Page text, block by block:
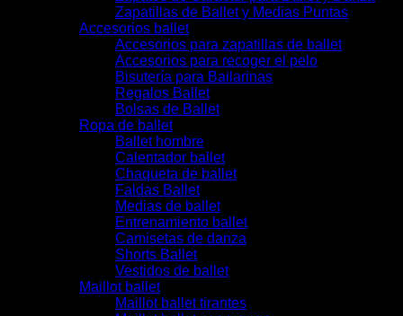
Zapatillas de Ballet y Medias Puntas
Accesorios ballet
Accesorios para zapatillas de ballet
Accesorios para recoger el pelo
Bisutería para Bailarinas
Regalos Ballet
Bolsas de Ballet
Ropa de ballet
Ballet hombre
Calentador ballet
Chaqueta de ballet
Faldas Ballet
Medias de ballet
Entrenamiento ballet
Camisetas de danza
Shorts Ballet
Vestidos de ballet
Maillot ballet
Maillot ballet tirantes